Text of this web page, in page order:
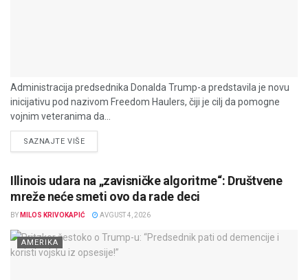
Administracija predsednika Donalda Trump-a predstavila je novu
inicijativu pod nazivom Freedom Haulers, čiji je cilj da pomogne
vojnim veteranima da...
SAZNAJTE VIŠEDETAILS
Illinois udara na „zavisničke algoritme“: Društvene
mreže neće smeti ovo da rade deci
BY MILOS KRIVOKAPIĆ AVGUST 4, 2026
AMERIKA